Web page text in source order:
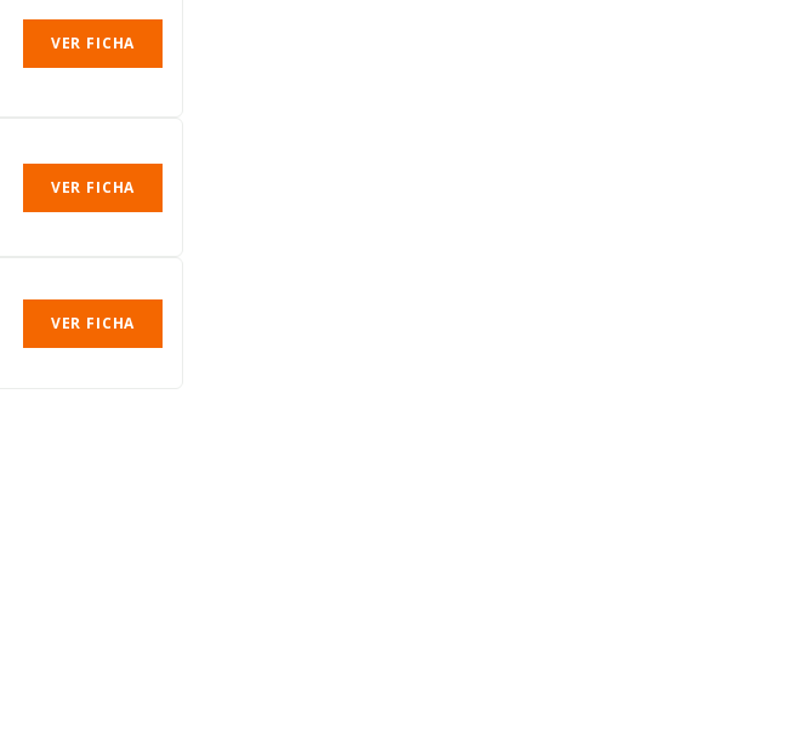
VER FICHA
VER FICHA
VER FICHA